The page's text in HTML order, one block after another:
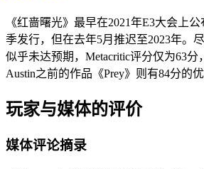
《红啬曙光》最早在2021年E3大会上
季发行，但在去年5月推迟至2023年。
似乎未达预期，Metacritic评分仅为63分
Austin之前的作品《Prey》则有84分的优
玩家与媒体的评价
媒体评论摘录